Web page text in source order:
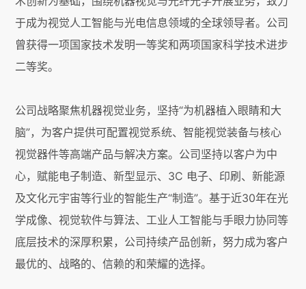
于成为视觉人工智能与光电信息领域的全球领导者。公司
曾获得一项国家技术发明一等奖和两项国家科学技术进步
二等奖。
公司战略聚焦机器视觉业务，坚持“为机器植入眼睛和大
脑”，为客户提供可配置视觉系统、智能视觉装备与核心
视觉器件等高端产品与解决方案。公司坚持以客户为中
心，赋能电子制造、新型显示、3C 电子、印刷、新能源
及文化元宇宙等行业的智能生产“制造”。基于近30年在光
学成像、视觉软件与算法、工业人工智能与手眼力协同等
底层技术的深厚积累，公司持续产品创新，努力成为客户
最优的、战略的、信赖的和荣耀的选择。